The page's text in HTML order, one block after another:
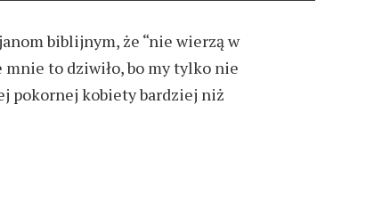
biblijnym, że “nie wierzą w
mnie to dziwiło, bo my tylko nie
pokornej kobiety bardziej niż